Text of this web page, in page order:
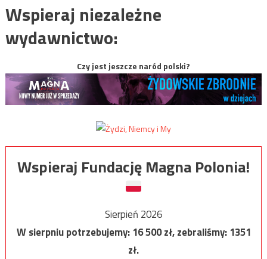
Wspieraj niezależne
wydawnictwo:
Czy jest jeszcze naród polski?
Wspieraj Fundację Magna Polonia!
Sierpień 2026
W sierpniu potrzebujemy:16 500zł, zebraliśmy:1351
zł.